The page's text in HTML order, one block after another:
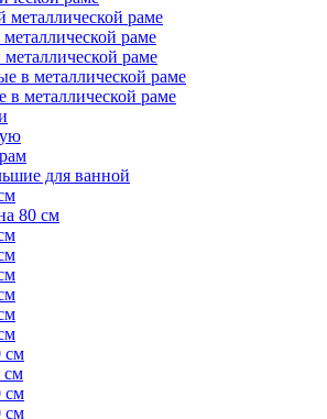
металлической раме
раме
раме
в металлической раме
в металлической раме
для ванной
80 см
см
см
см
см